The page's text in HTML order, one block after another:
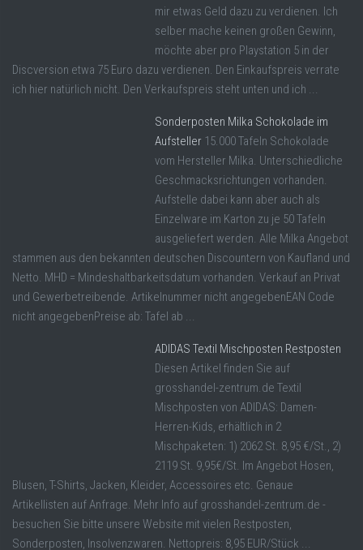
mir etwas Geld dazu zu verdienen. Ich
selber mache keinen großen Gewinn,
möchte aber pro Playstation 5 in der
Discversion etwa 75 Euro dazu verdienen. Den Einkaufspreis verrate
ich hier natürlich nicht. Den Verkaufspreis steht unten und ich ...
Sonderposten Milka Schokolade im
Aufsteller 15.000 Tafeln Schokolade
vom Hersteller Milka. Unterschiedliche
Geschmacksrichtungen vorhanden.
Aufstelle dabei kann aber auch als
Einzelware im Karton zu je 50 Tafeln
ausgeliefert werden. Alle Milka Angebot
stammen aus den bekannten deutschen Discountern von Kaufland und
Netto. MHD = Mindeshaltbarkeitsdatum vorhanden. Verkauf an Privat
und Gewerbetreibende. Artikelnummer nicht angegebenEAN Code
nicht angegebenPreise ab: Tafel ab ...
ADIDAS Textil Mischposten Restposten
Diesen Artikel finden Sie auf
grosshandel-zentrum.de Textil
Mischposten von ADIDAS: Damen-
Herren-Kids, erhältlich in 2
Mischpaketen: 1) 2062 St. 8,95 €/St., 2)
2119 St. 9,95€/St. Im Angebot Hosen,
Blusen, T-Shirts, Jacken, Kleider, Accessoires etc. Genaue
Artikellisten auf Anfrage. Mehr Info auf grosshandel-zentrum.de -
besuchen Sie bitte unsere Website mit vielen Restposten,
Sonderposten, Insolvenzwaren. Nettopreis: 8,95 EUR/Stück ...